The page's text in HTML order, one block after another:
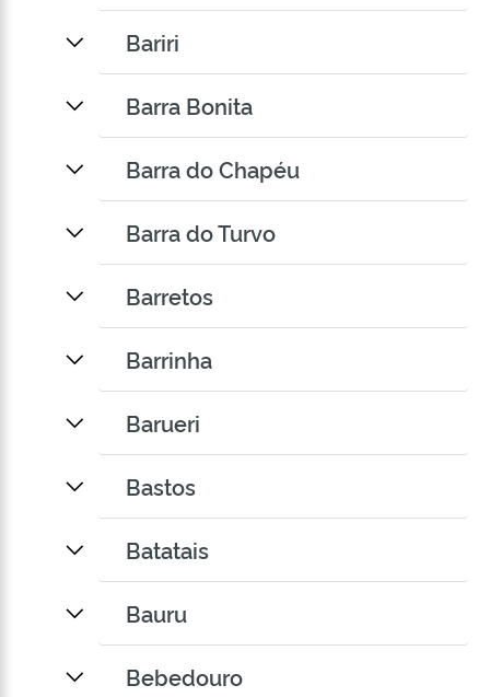
Bariri
Barra Bonita
Barra do Chapéu
Barra do Turvo
Barretos
Barrinha
Barueri
Bastos
Batatais
Bauru
Bebedouro